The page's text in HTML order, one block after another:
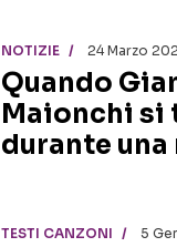
NOTIZIE 24 Marzo
Quando
Maionchi si
durante
TESTI CANZONI 5